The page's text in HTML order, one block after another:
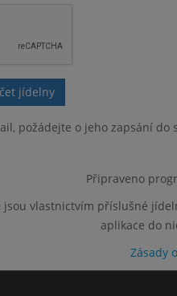
požádejte o jeho zapsání
Připraveno
vlastnictvím příslušné
aplikace do
Zásady